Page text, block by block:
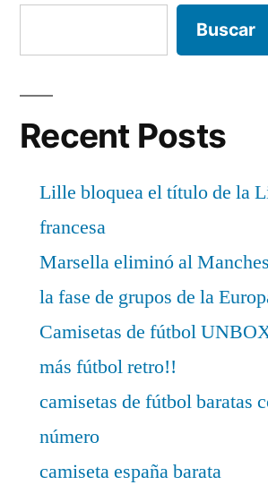
Buscar
Recent Posts
Lille bloquea el título de la
francesa
Marsella eliminó al
la fase de grupos de la
Camisetas de fútbol
más fútbol retro!!
camisetas de fútbol baratas
número
camiseta españa barata